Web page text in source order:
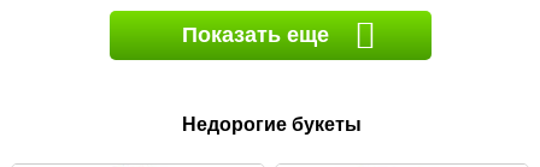
Показать еще
Недорогие букеты